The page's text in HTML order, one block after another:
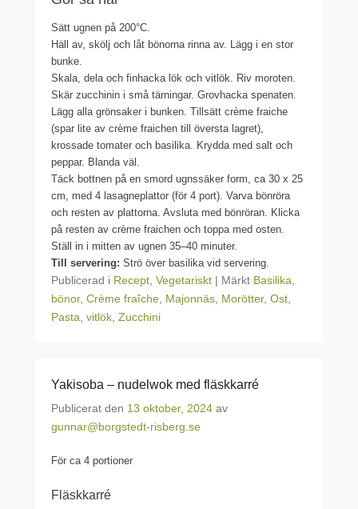
Sätt ugnen på 200°C.
Häll av, skölj och låt bönorna rinna av. Lägg i en stor
bunke.
Skala, dela och finhacka lök och vitlök. Riv moroten.
Skär zucchinin i små tärningar. Grovhacka spenaten.
Lägg alla grönsaker i bunken. Tillsätt crème fraiche
(spar lite av crème fraichen till översta lagret),
krossade tomater och basilika. Krydda med salt och
peppar. Blanda väl.
Täck bottnen på en smord ugnssäker form, ca 30 x 25
cm, med 4 lasagneplattor (för 4 port). Varva bönröra
och resten av plattorna. Avsluta med bönröran. Klicka
på resten av crème fraichen och toppa med osten.
Ställ in i mitten av ugnen 35–40 minuter.
Till servering: Strö över basilika vid servering.
Publicerad i Recept Vegetariskt | Märkt Basilika
bönor, Crème fraîche Majonnäs Morötter, Ost
Pasta vitlök Zucchini
Yakisoba – nudelwok med fläskkarré
Publicerat den 13 oktober, 2024 av
gunnar@borgstedt-risberg.se
För ca 4 portioner
Fläskkarré